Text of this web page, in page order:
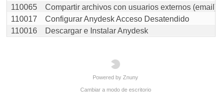
110065
Compartir archivos con usuarios externos (email)
110017
Configurar Anydesk Acceso Desatendido
110016
Descargar e Instalar Anydesk
Powered by Znuny
Cambiar a modo de escritorio